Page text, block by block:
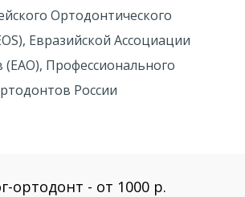
Ортодонтического
Евразийской Ассоциации
Профессионального
России
ортодонт - от 1000 р.